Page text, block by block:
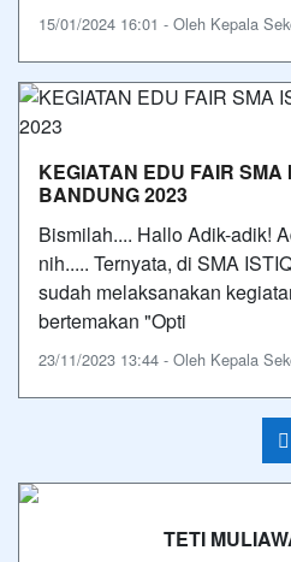
15/01/2024 16:01 - Oleh Kepala
KEGIATAN EDU FAIR SMA
BANDUNG 2023
Bismilah.... Hallo Adik-adik!
nih..... Ternyata, di SMA
sudah melaksanakan
bertemakan "Opti
23/11/2023 13:44 - Oleh Kepala
TETI